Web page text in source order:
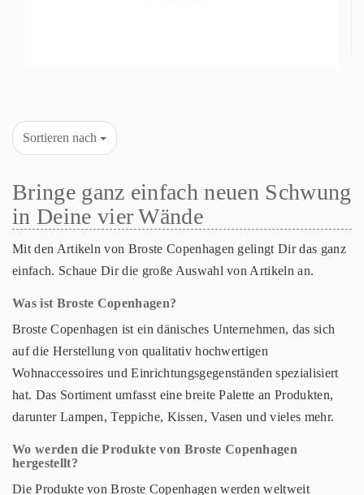
Sortieren nach
Bringe ganz einfach neuen Schwung
in Deine vier Wände
Mit den Artikeln von Broste Copenhagen gelingt Dir das ganz
einfach. Schaue Dir die große Auswahl von Artikeln an.
Was ist Broste Copenhagen?
Broste Copenhagen ist ein dänisches Unternehmen, das sich
auf die Herstellung von qualitativ hochwertigen
Wohnaccessoires und Einrichtungsgegenständen spezialisiert
hat. Das Sortiment umfasst eine breite Palette an Produkten,
darunter Lampen, Teppiche, Kissen, Vasen und vieles mehr.
Wo werden die Produkte von Broste Copenhagen
hergestellt?
Die Produkte von Broste Copenhagen werden weltweit